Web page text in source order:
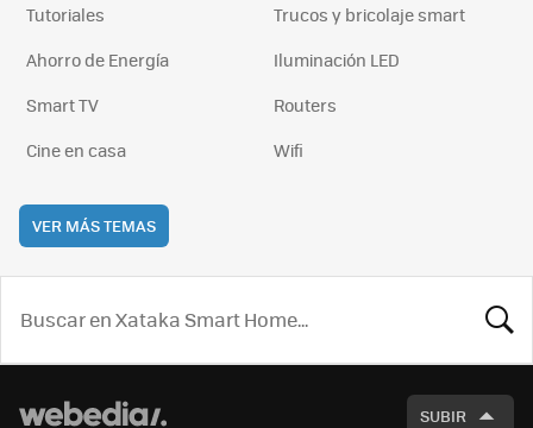
Tutoriales
Trucos y bricolaje smart
Ahorro de Energía
Iluminación LED
Smart TV
Routers
Cine en casa
Wifi
VER MÁS TEMAS
SUBIR